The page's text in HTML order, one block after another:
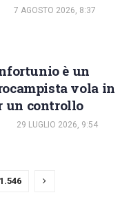
7 AGOSTO 2026, 8:37
è un
vola in
un controllo
29 LUGLIO 2026, 9:54
1.546